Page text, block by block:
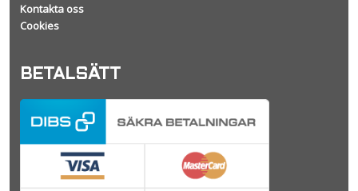
Kontakta oss
Cookies
BETALSÄTT